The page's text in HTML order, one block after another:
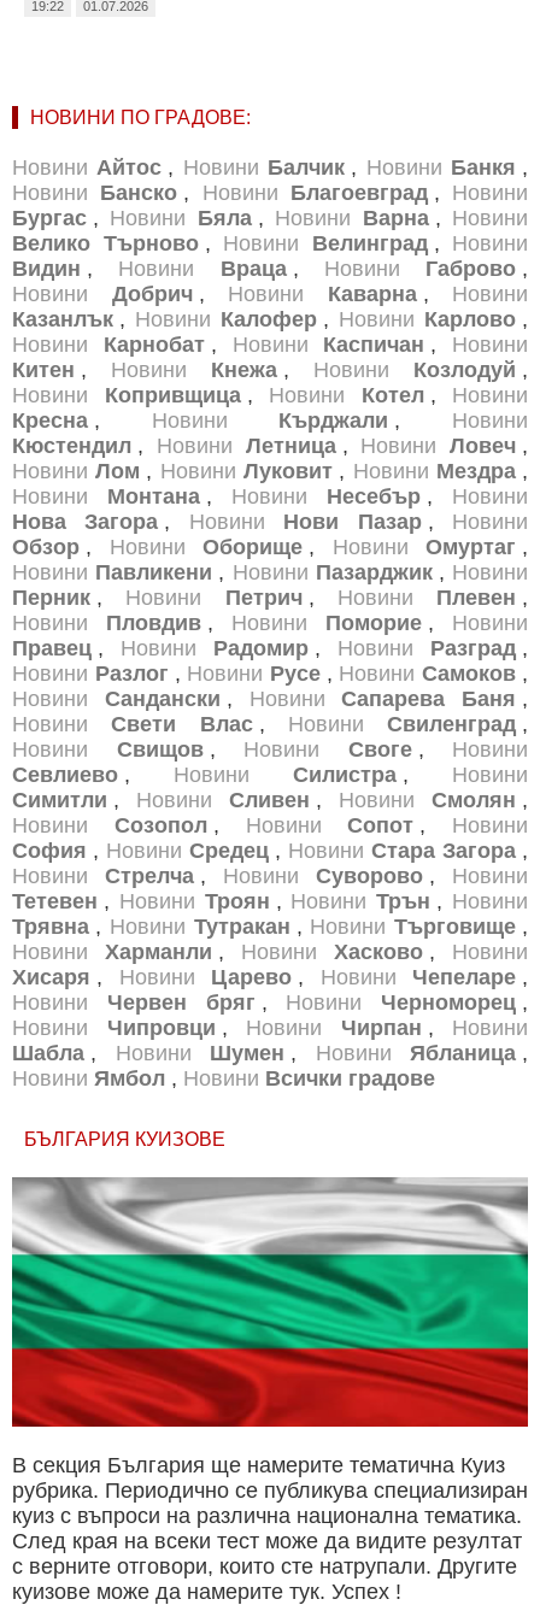
19:22 01.07.2026
НОВИНИ ПО ГРАДОВЕ:
Новини Айтос , Новини Балчик , Новини Банкя ,
Новини Банско , Новини Благоевград , Новини
Бургас , Новини Бяла , Новини Варна , Новини
Велико Търново , Новини Велинград , Новини
Видин , Новини Враца , Новини Габрово ,
Новини
Добрич , Новини Каварна , Новини
Казанлък , Новини Калофер , Новини Карлово ,
Новини
Карнобат , Новини Каспичан , Новини
Китен , Новини Кнежа , Новини Козлодуй ,
Новини
Копривщица , Новини Котел , Новини
Кресна , Новини Кърджали , Новини
Кюстендил , Новини Летница , Новини Ловеч ,
Новини Лом , Новини Луковит , Новини Мездра ,
Новини
Монтана , Новини Несебър , Новини
Нова Загора , Новини Нови Пазар , Новини
Обзор , Новини Оборище , Новини Омуртаг ,
Новини Павликени , Новини Пазарджик , Новини
Перник , Новини Петрич , Новини Плевен ,
Новини
Пловдив , Новини Поморие , Новини
Правец , Новини Радомир , Новини Разград ,
Новини Разлог , Новини Русе , Новини Самоков ,
Новини
Сандански , Новини Сапарева Баня ,
Новини
Свети Влас , Новини Свиленград ,
Новини
Свищов , Новини Своге , Новини
Севлиево , Новини Силистра , Новини
Симитли , Новини Сливен , Новини Смолян ,
Новини
Созопол , Новини Сопот , Новини
София , Новини Средец , Новини Стара Загора ,
Новини
Стрелча , Новини Суворово , Новини
Тетевен , Новини Троян , Новини Трън , Новини
Трявна , Новини Тутракан , Новини Търговище ,
Новини
Харманли , Новини Хасково , Новини
Хисаря , Новини Царево , Новини Чепеларе ,
Новини
Червен бряг , Новини Черноморец ,
Новини
Чипровци , Новини Чирпан , Новини
Шабла , Новини Шумен , Новини Ябланица ,
Новини Ямбол , Новини Всички градове
БЪЛГАРИЯ КУИЗОВЕ
В секция България ще намерите тематична Куиз
рубрика. Периодично се публикува специализиран
куиз с въпроси на различна национална тематика.
След края на всеки тест може да видите резултат
с верните отговори, които сте натрупали. Другите
куизове може да намерите тук. Успех !